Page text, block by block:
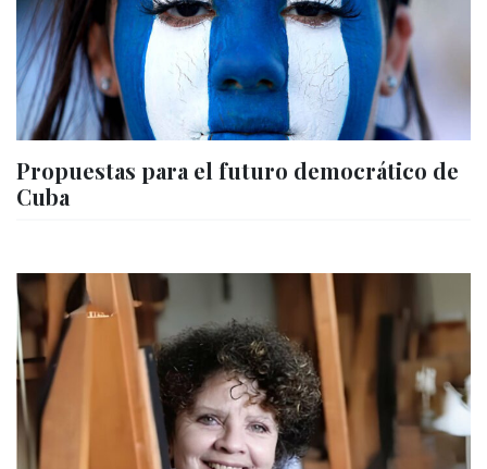
Propuestas para el futuro democrático de
Cuba